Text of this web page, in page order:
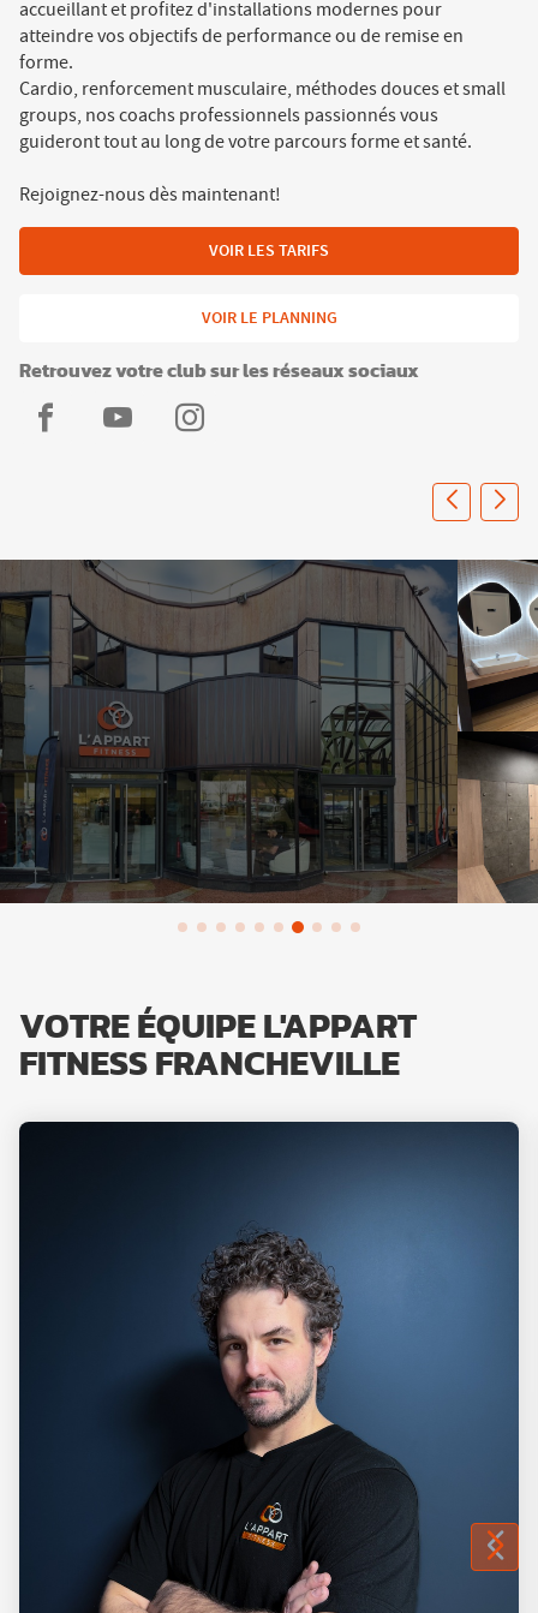
accueillant et profitez d'installations modernes pour
atteindre vos objectifs de performance ou de remise en
forme.
Cardio, renforcement musculaire, méthodes douces et small
groups, nos coachs professionnels passionnés vous
guideront tout au long de votre parcours forme et santé.
Rejoignez-nous dès maintenant!
VOIR LES TARIFS
VOIR LE PLANNING
Retrouvez votre club sur les réseaux sociaux
L'AppartL'AppartL'Appart
VOTRE ÉQUIPE L'APPART
FITNESS FRANCHEVILLE